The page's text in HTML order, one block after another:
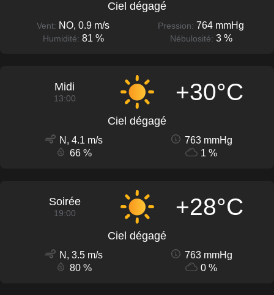
Ciel dégagé
Vent: NO, 0.9 m/s Pression: 764 mmHg
Humidité: 81 % Nébulosité: 3 %
Midi
13:00 +30°C
Ciel dégagé
N, 4.1 m/s
763 mmHg
66 %
1 %
Soirée
19:00 +28°C
Ciel dégagé
N, 3.5 m/s
763 mmHg
80 %
0 %